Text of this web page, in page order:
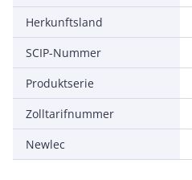
Herkunftsland
SCIP-Nummer
Produktserie
Zolltarifnummer
Newlec